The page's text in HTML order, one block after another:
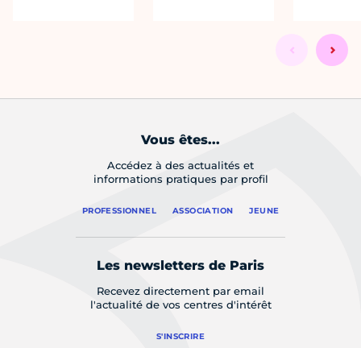
Vous êtes...
Accédez à des actualités et
informations pratiques par profil
PROFESSIONNEL ASSOCIATION JEUNE
Les newsletters de Paris
Recevez directement par email
l'actualité de vos centres d'intérêt
S'INSCRIRE